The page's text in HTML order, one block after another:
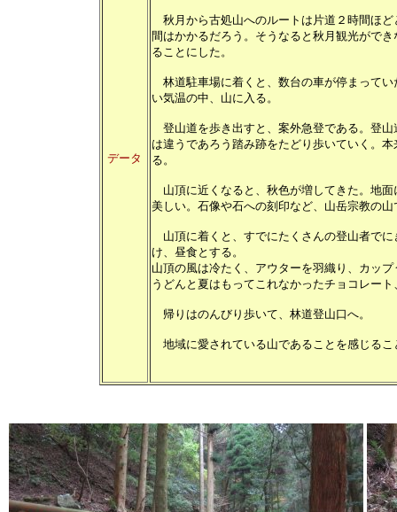
データ
秋月から古処山へのルートは片道２時間ほ
間はかかるだろう。そうなると秋月観光がで
ることにした。
林道駐車場に着くと、数台の車が停まって
い気温の中、山に入る。
登山道を歩き出すと、案外急登である。登
は違うであろう踏み跡をたどり歩いていく。
る。
山頂に近くなると、秋色が増してきた。地
美しい。石像や石への刻印など、山岳宗教の
山頂に着くと、すでにたくさんの登山者で
け、昼食とする。
山頂の風は冷たく、アウターを羽織り、カッ
うどんと夏はもってこれなかったチョコレー
帰りはのんびり歩いて、林道登山口へ。
地域に愛されている山であることを感じるこ